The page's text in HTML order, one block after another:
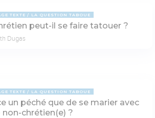
TEXTE LA QUESTION TABOUE
peut-il se faire tatouer ?
Dugas
TEXTE LA QUESTION TABOUE
un péché que de se marier avec
non-chrétien(e) ?